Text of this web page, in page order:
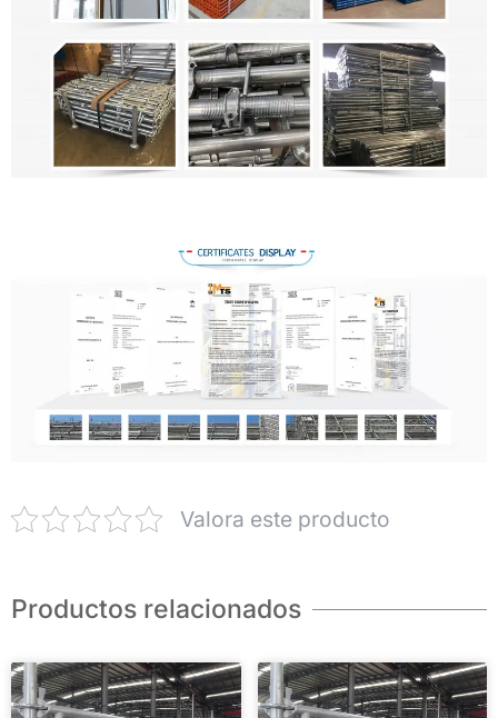
Valora este producto
Productos relacionados